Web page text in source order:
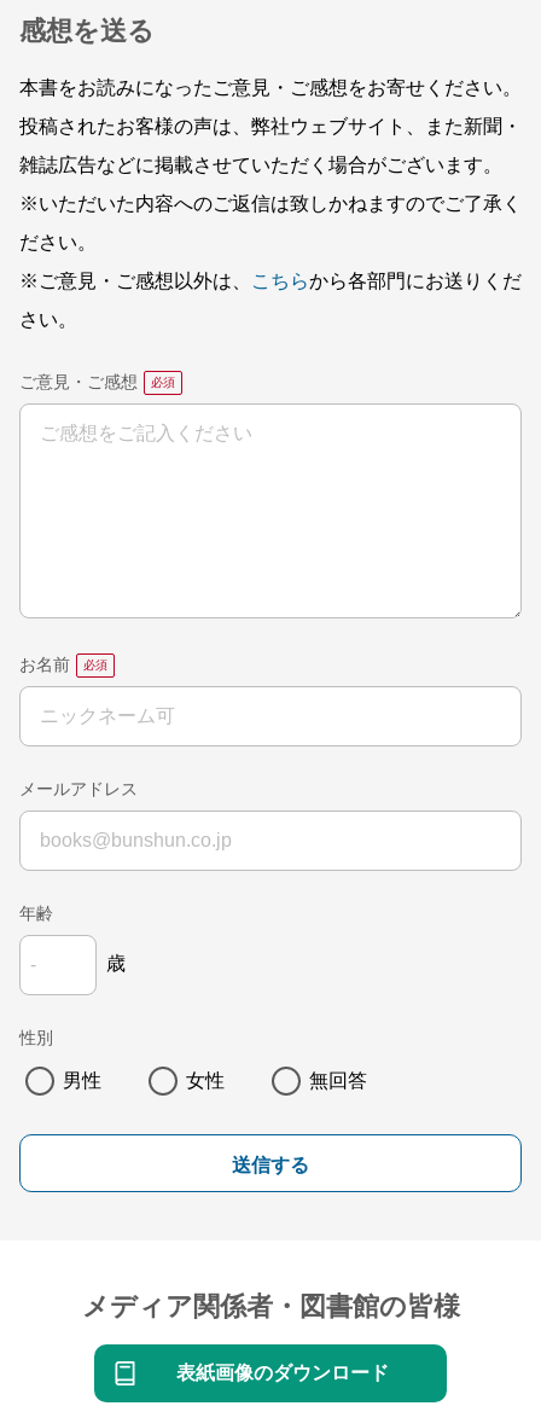
感想を送る
本書をお読みになったご意見・ご感想をお寄せください。
投稿されたお客様の声は、弊社ウェブサイト、また新聞・
雑誌広告などに掲載させていただく場合がございます。
※いただいた内容へのご返信は致しかねますのでご了承く
ださい。
※ご意見・ご感想以外は、
こちらから各部門にお送りくだ
さい。
ご意見・ご感想
お名前
メールアドレス
年齢
歳
性別
男性 女性 無回答
送信する
メディア関係者・図書館の皆様
表紙画像のダウンロード